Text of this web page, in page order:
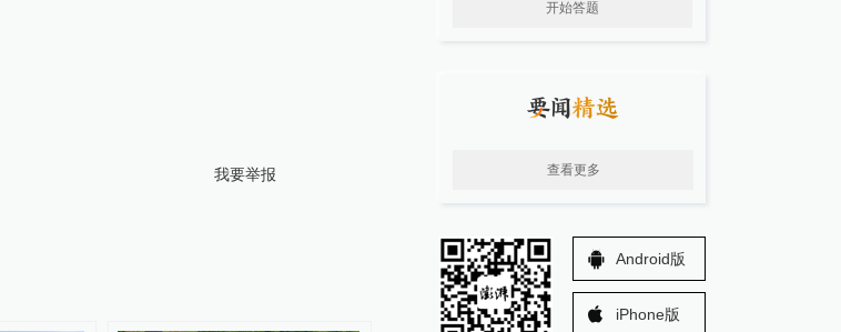
我要举报
开始答题
查看更多
Android版
iPhone版